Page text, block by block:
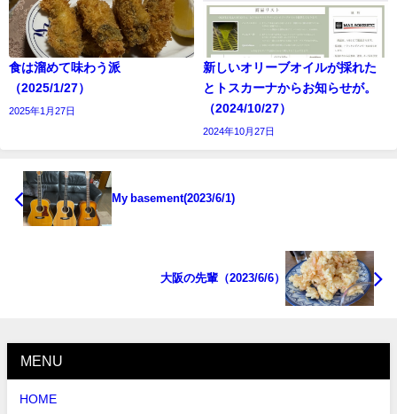
食は溜めて味わう派
（2025/1/27）
2025年1月27日
新しいオリーブオイルが採れた
とトスカーナからお知らせが。
（2024/10/27）
2024年10月27日
My basement(2023/6/1)
大阪の先輩（2023/6/6）
MENU
HOME